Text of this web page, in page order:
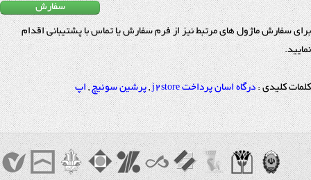
سفارش
برای سفارش ماژول های مرتبط نیز از فرم سفارش یا تماس با پشتیبانی اقدام
نمایید.
کلمات کلیدی :درگاه اسان پرداخت j2store ,پرشین سوئیچ,اپ